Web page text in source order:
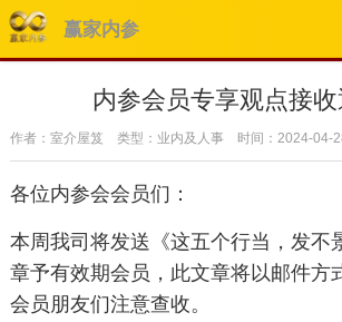
赢家内参
内参会员专享观点接收
作者：室介屋笈 类型：业内及人事 时间：2024-04-
各位内参会会员们：
本周我司将发送《这五个行当，发不
章予有效期会员，此文章将以邮件方
会员朋友们注意查收。